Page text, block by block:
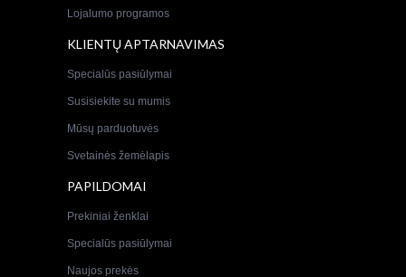
Lojalumo programos
KLIENTŲ APTARNAVIMAS
Specialūs pasiūlymai
Susisiekite su mumis
Mūsų parduotuvės
Svetainės žemėlapis
PAPILDOMAI
Prekiniai ženklai
Specialūs pasiūlymai
Naujos prekės